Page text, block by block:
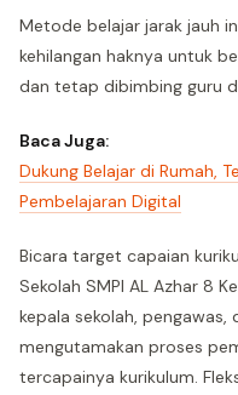
Metode belajar jarak jauh
kehilangan haknya untuk
dan tetap dibimbing guru
Baca Juga:
Dukung Belajar di Rumah,
Pembelajaran Digital
Bicara target capaian
Sekolah SMPI AL Azhar 8
kepala sekolah,
mengutamakan proses
tercapainya kurikulum.